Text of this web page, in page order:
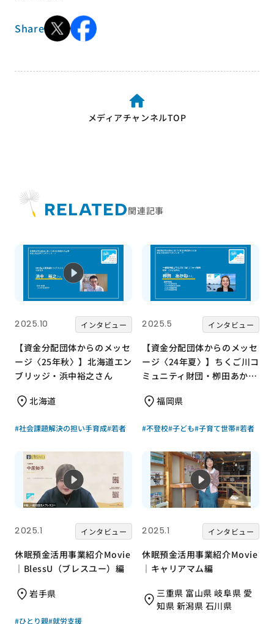
Share
メディアチャンネルTOP
RELATED関連記事
2025.10 インタビュー
【資金分配団体からのメッセ
ージ〈25年秋〉】北海道エン
ブリッジ・浜中裕之さん
北海道
#社会課題解決の担い手育成#若者
2025.5 インタビュー
【資金分配団体からのメッセ
ージ〈24年夏〉】ちくご川コ
ミュニティ財団・栁田あかね
福岡県
#不登校#子ども#子育て世帯#若者
2025.1 インタビュー
休眠預金活用事業紹介Movie
｜BlessU（ブレスユー）編
岩手県
#ひとり親#就労支援
2025.1 インタビュー
休眠預金活用事業紹介Movie
｜キャリアマム編
三重県 富山県 岐阜県 愛
知県 新潟県 石川県